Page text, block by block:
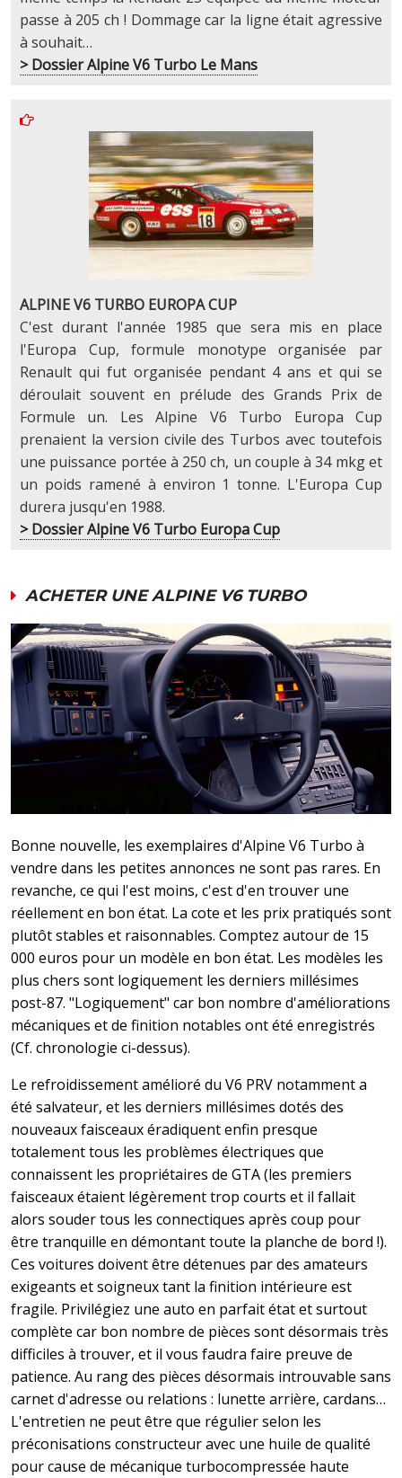
passe à 205 ch ! Dommage car la ligne était agressive
à souhait…
> Dossier Alpine V6 Turbo Le Mans
ALPINE V6 TURBO EUROPA CUP
C'est durant l'année 1985 que sera mis en place
l'Europa Cup, formule monotype organisée par
Renault qui fut organisée pendant 4 ans et qui se
déroulait souvent en prélude des Grands Prix de
Formule un. Les Alpine V6 Turbo Europa Cup
prenaient la version civile des Turbos avec toutefois
une puissance portée à 250 ch, un couple à 34 mkg et
un poids ramené à environ 1 tonne. L'Europa Cup
durera jusqu'en 1988.
> Dossier Alpine V6 Turbo Europa Cup
ACHETER UNE ALPINE V6 TURBO
Bonne nouvelle, les exemplaires d'Alpine V6 Turbo à
vendre dans les petites annonces ne sont pas rares. En
revanche, ce qui l'est moins, c'est d'en trouver une
réellement en bon état. La cote et les prix pratiqués sont
plutôt stables et raisonnables. Comptez autour de 15
000 euros pour un modèle en bon état. Les modèles les
plus chers sont logiquement les derniers millésimes
post-87. "Logiquement" car bon nombre d'améliorations
mécaniques et de finition notables ont été enregistrés
(Cf. chronologie ci-dessus).
Le refroidissement amélioré du V6 PRV notamment a
été salvateur, et les derniers millésimes dotés des
nouveaux faisceaux éradiquent enfin presque
totalement tous les problèmes électriques que
connaissent les propriétaires de GTA (les premiers
faisceaux étaient légèrement trop courts et il fallait
alors souder tous les connectiques après coup pour
être tranquille en démontant toute la planche de bord !).
Ces voitures doivent être détenues par des amateurs
exigeants et soigneux tant la finition intérieure est
fragile. Privilégiez une auto en parfait état et surtout
complète car bon nombre de pièces sont désormais très
difficiles à trouver, et il vous faudra faire preuve de
patience. Au rang des pièces désormais introuvable sans
carnet d'adresse ou relations : lunette arrière, cardans…
L'entretien ne peut être que régulier selon les
préconisations constructeur avec une huile de qualité
pour cause de mécanique turbocompressée haute